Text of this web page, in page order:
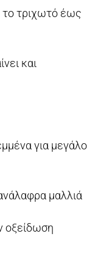
το τριχωτό έως
και
για μεγάλο
μαλλιά
οξείδωση